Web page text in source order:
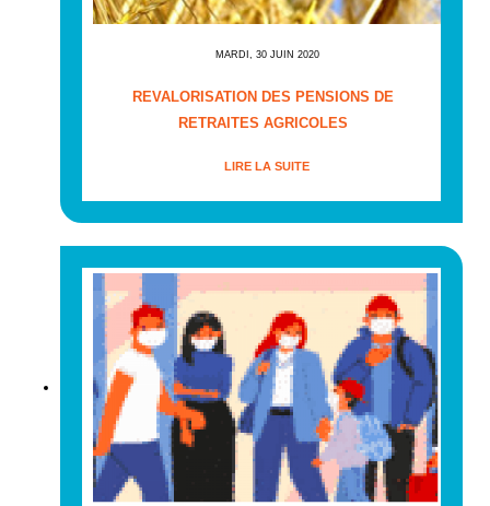
MARDI, 30 JUIN 2020
REVALORISATION DES PENSIONS DE
RETRAITES AGRICOLES
LIRE LA SUITE